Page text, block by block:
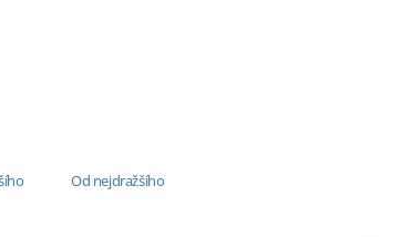
Od nejdražšího